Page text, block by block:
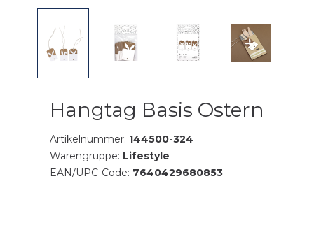
Hangtag Basis Ostern
Artikelnummer: 144500-324
Warengruppe: Lifestyle
EAN/UPC-Code: 7640429680853